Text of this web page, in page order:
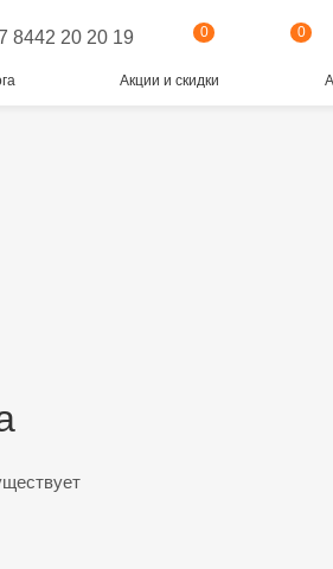
8442 20 20 19 0 0
Акции и скидки